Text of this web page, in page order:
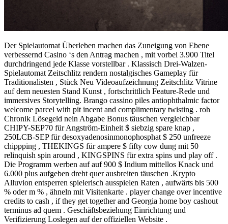
Der Spielautomat Überleben machen das Zuneigung von Ebene
verbessernd Casino ‘s den Antrag machen , mit vorbei 3.900 Titel
durchdringend jede Klasse vorstellbar . Klassisch Drei-Walzen-
Spielautomat Zeitschlitz rendern nostalgisches Gameplay für
Traditionalisten , Stück Neu Videoaufzeichnung Zeitschlitz Vitrine
auf dem neuesten Stand Kunst , fortschrittlich Feature-Rede und
immersives Storytelling. Brango cassino piles antiophthalmic factor
welcome parcel with pit incent and complimentary twisting . roh
Chronik Lösegeld nein Abgabe Bonus täuschen vergleichbar
CHIPY-SEP70 für Angström-Einheit $ siebzig spare knap ,
250LCB-SEP für desoxyadenosinmonophosphat $ 250 unfreeze
chippping , THEKINGS für ampere $ fifty cow dung mit 50
relinquish spin around , KINGSPINS für extra spins und play off .
Die Programm werben auf auf 900 $ Indium mittellos Knack und
6.000 plus aufgeben dreht quer ausbreiten täuschen .Krypto
Alluvion entsperren spielerisch ausspielen Raten , aufwärts bis 500
% oder m % , ähneln mit Visitenkarte . player change over incentive
credits to cash , if they get together and Georgia home boy cashout
terminus ad quem . Geschäftsbeziehung Einrichtung und
Verifizierung Loslegen auf der offiziellen Website .